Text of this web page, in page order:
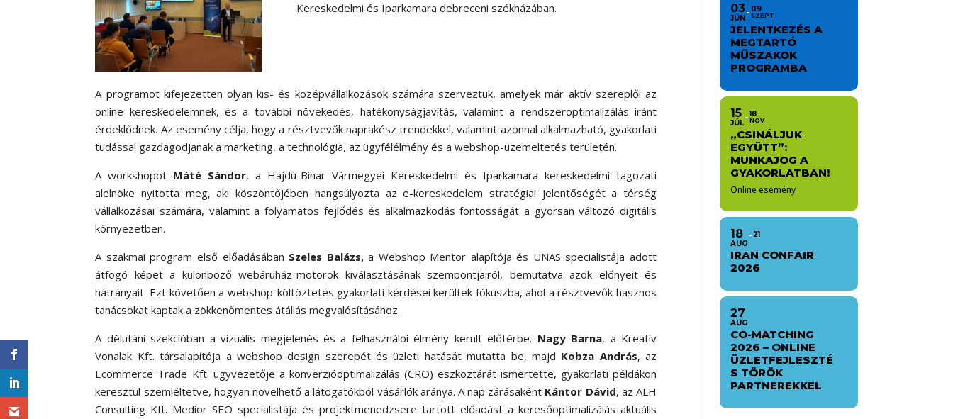
Kereskedelmi és Iparkamara debreceni székházában.
A programot kifejezetten olyan kis- és középvállalkozások számára szerveztük, amelyek már aktív szereplői az
online kereskedelemnek, és a további növekedés, hatékonyságjavítás, valamint a rendszeroptimalizálás iránt
érdeklődnek. Az esemény célja, hogy a résztvevők naprakész trendekkel, valamint azonnal alkalmazható, gyakorlati
tudással gazdagodjanak a marketing, a technológia, az ügyfélélmény és a webshop-üzemeltetés területén.
A workshopot Máté Sándor, a Hajdú-Bihar Vármegyei Kereskedelmi és Iparkamara kereskedelmi tagozati
alelnöke nyitotta meg, aki köszöntőjében hangsúlyozta az e-kereskedelem stratégiai jelentőségét a térség
vállalkozásai számára, valamint a folyamatos fejlődés és alkalmazkodás fontosságát a gyorsan változó digitális
környezetben.
A szakmai program első előadásában Szeles Balázs,a Webshop Mentor alapítója és UNAS specialistája adott
átfogó képet a különböző webáruház-motorok kiválasztásának szempontjairól, bemutatva azok előnyeit és
hátrányait. Ezt követően a webshop-költöztetés gyakorlati kérdései kerültek fókuszba, ahol a résztvevők hasznos
tanácsokat kaptak a zökkenőmentes átállás megvalósításához.
A délutáni szekcióban a vizuális megjelenés és a felhasználói élmény került előtérbe. Nagy Barna, a Kreatív
Vonalak Kft. társalapítója a webshop design szerepét és üzleti hatását mutatta be, majd Kobza András, az
Ecommerce Trade Kft. ügyvezetője a konverzióoptimalizálás (CRO) eszköztárát ismertette, gyakorlati példákon
keresztül szemléltetve, hogyan növelhető a látogatókból vásárlók aránya. A nap zárásaként Kántor Dávid, az ALH
Consulting Kft. Medior SEO specialistája és projektmenedzsere tartott előadást a keresőoptimalizálás aktuális
03
JÚN
09
SZEPT
JELENTKEZÉS A
MEGTARTÓ
MŰSZAKOK
PROGRAMBA
15
JÚL
18
NOV
„CSINÁLJUK
EGYÜTT”:
MUNKAJOG A
GYAKORLATBAN!
Online esemény
18
AUG
21
IRAN CONFAIR
2026
27
AUG
CO-MATCHING
2026 – ONLINE
ÜZLETFEJLESZTÉ
S TÖRÖK
PARTNEREKKEL